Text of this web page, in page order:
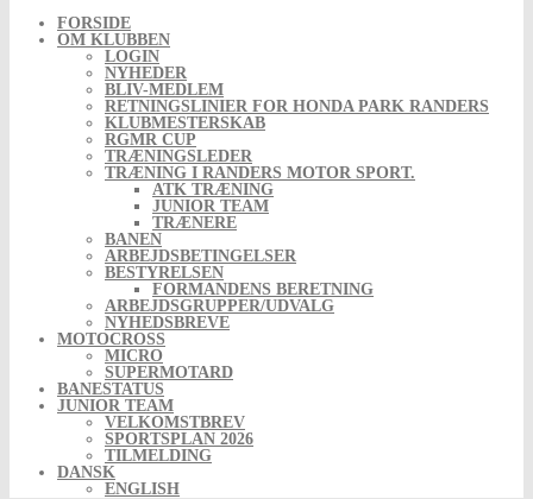
FORSIDE
OM KLUBBEN
LOGIN
NYHEDER
BLIV-MEDLEM
RETNINGSLINIER FOR HONDA PARK RANDERS
KLUBMESTERSKAB
RGMR CUP
TRÆNINGSLEDER
TRÆNING I RANDERS MOTOR SPORT.
ATK TRÆNING
JUNIOR TEAM
TRÆNERE
BANEN
ARBEJDSBETINGELSER
BESTYRELSEN
FORMANDENS BERETNING
ARBEJDSGRUPPER/UDVALG
NYHEDSBREVE
MOTOCROSS
MICRO
SUPERMOTARD
BANESTATUS
JUNIOR TEAM
VELKOMSTBREV
SPORTSPLAN 2026
TILMELDING
DANSK
ENGLISH